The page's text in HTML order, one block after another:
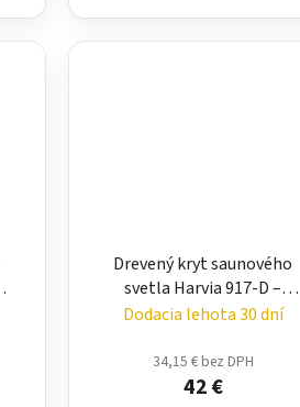
Drevený kryt saunového
svetla Harvia 917-D –
tienidlo na svetlo do
Dodacia lehota 30 dní
34,15 € bez DPH
42 €